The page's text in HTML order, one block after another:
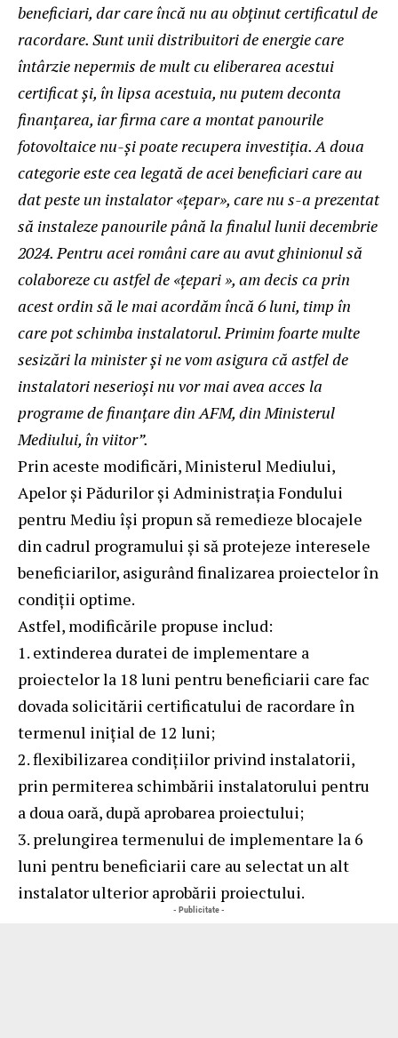
beneficiari, dar care încă nu au obținut certificatul de
racordare. Sunt unii distribuitori de energie care
întârzie nepermis de mult cu eliberarea acestui
certificat și, în lipsa acestuia, nu putem deconta
finanțarea, iar firma care a montat panourile
fotovoltaice nu-și poate recupera investiția. A doua
categorie este cea legată de acei beneficiari care au
dat peste un instalator «țepar», care nu s-a prezentat
să instaleze panourile până la finalul lunii decembrie
2024. Pentru acei români care au avut ghinionul să
colaboreze cu astfel de «țepari», am decis ca prin
acest ordin să le mai acordăm încă 6 luni, timp în
care pot schimba instalatorul. Primim foarte multe
sesizări la minister și ne vom asigura că astfel de
instalatori neserioși nu vor mai avea acces la
programe de finanțare din AFM, din Ministerul
Mediului, în viitor”.
Prin aceste modificări, Ministerul Mediului,
Apelor și Pădurilor și Administrația Fondului
pentru Mediu își propun să remedieze blocajele
din cadrul programului și să protejeze interesele
beneficiarilor, asigurând finalizarea proiectelor în
condiții optime.
Astfel, modificările propuse includ:
1. extinderea duratei de implementare a
proiectelor la 18 luni pentru beneficiarii care fac
dovada solicitării certificatului de racordare în
termenul inițial de 12 luni;
2. flexibilizarea condițiilor privind instalatorii,
prin permiterea schimbării instalatorului pentru
a doua oară, după aprobarea proiectului;
3. prelungirea termenului de implementare la 6
luni pentru beneficiarii care au selectat un alt
instalator ulterior aprobării proiectului.
- Publicitate -